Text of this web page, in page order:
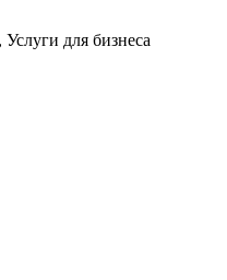
для бизнеса